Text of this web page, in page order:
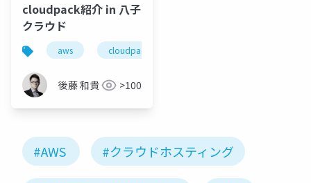
cloudpack紹介 in 八子
クラウド
aws cloudpack
後藤 和貴 >100
#AWS #クラウドホスティング